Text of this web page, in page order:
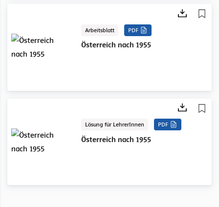
Arbeitsblatt PDF
Österreich nach 1955
Lösung für LehrerInnen PDF
Österreich nach 1955